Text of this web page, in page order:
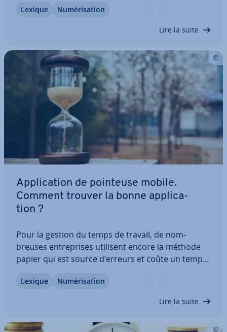
delà d’une simple gestion du temps de travail.
Lexique Nu­mé­ri­sa­tion
Lire la suite
Ap­pli­ca­tion de pointeuse mobile.
Comment trouver la bonne ap­pli­ca­
tion ?
Pour la gestion du temps de travail, de nom­
breuses en­tre­prises utilisent encore la méthode
papier qui est source d’erreurs et coûte un temps
dis­po­nibles grâce à la nu­mé­ri­sa­tion. Une ap­pli­ca­
Lexique Nu­mé­ri­sa­tion
Lire la suite